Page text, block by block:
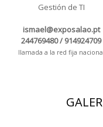
Gestión de TI
ismael@exposalao.pt
244769480 / 914924709
llamada a la red fija